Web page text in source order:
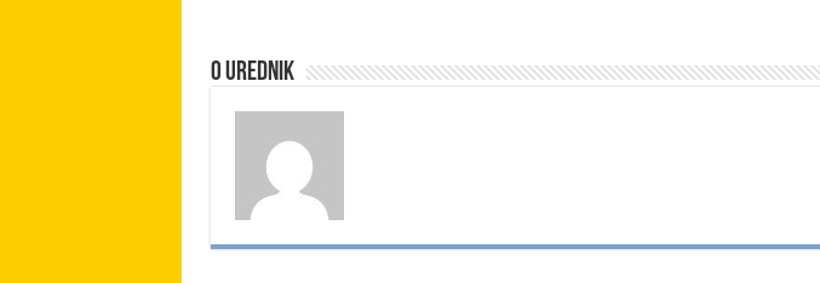
O urednik